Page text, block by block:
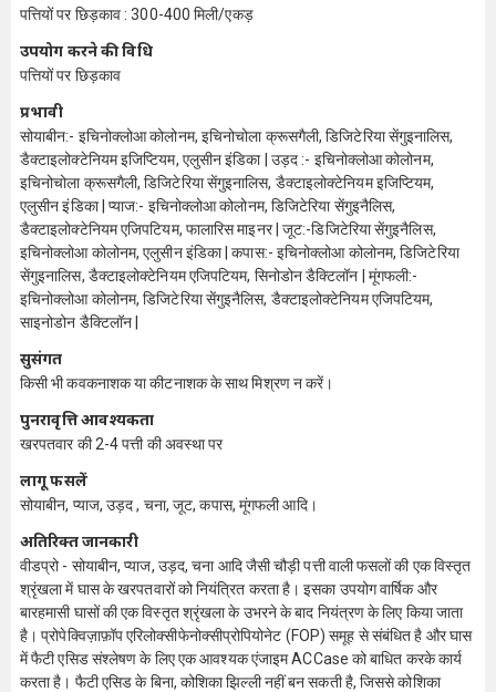
पत्तियों पर छिड़काव : 300-400 मिली/एकड़
उपयोग करने की विधि
पत्तियों पर छिड़काव
प्रभावी
सोयाबीन:- इचिनोक्लोआ कोलोनम, इचिनोचोला क्रूसगैली, डिजिटेरिया सेंगुइनालिस,
डैक्टाइलोक्टेनियम इजिप्टियम, एलुसीन इंडिका | उड़द :- इचिनोक्लोआ कोलोनम,
इचिनोचोला क्रूसगैली, डिजिटेरिया सेंगुइनालिस, डैक्टाइलोक्टेनियम इजिप्टियम,
एलुसीन इंडिका | प्याज:- इचिनोक्लोआ कोलोनम, डिजिटेरिया सेंगुइनैलिस,
डैक्टाइलोक्टेनियम एजिपटियम, फालारिस माइनर | जूट:-डिजिटेरिया सेंगुइनैलिस,
इचिनोक्लोआ कोलोनम, एलुसीन इंडिका | कपास:- इचिनोक्लोआ कोलोनम, डिजिटेरिया
सेंगुइनालिस, डैक्टाइलोक्टेनियम एजिपटियम, सिनोडोन डैक्टिलॉन | मूंगफली:-
इचिनोक्लोआ कोलोनम, डिजिटेरिया सेंगुइनैलिस, डैक्टाइलोक्टेनियम एजिपटियम,
साइनोडोन डैक्टिलॉन |
सुसंगत
किसी भी कवकनाशक या कीटनाशक के साथ मिश्रण न करें।
पुनरावृत्ति आवश्यकता
खरपतवार की 2-4 पत्ती की अवस्था पर
लागू फसलें
सोयाबीन, प्याज, उड़द , चना, जूट, कपास, मूंगफली आदि।
अतिरिक्त जानकारी
वीडप्रो - सोयाबीन, प्याज, उड़द, चना आदि जैसी चौड़ी पत्ती वाली फसलों की एक विस्तृत
श्रृंखला में घास के खरपतवारों को नियंत्रित करता है। इसका उपयोग वार्षिक और
बारहमासी घासों की एक विस्तृत श्रृंखला के उभरने के बाद नियंत्रण के लिए किया जाता
है। प्रोपेक्विज़ाफ़ॉप एरिलोक्सीफेनोक्सीप्रोपियोनेट (FOP) समूह से संबंधित है और घास
में फैटी एसिड संश्लेषण के लिए एक आवश्यक एंजाइम ACCase को बाधित करके कार्य
करता है। फैटी एसिड के बिना, कोशिका झिल्ली नहीं बन सकती है, जिससे कोशिका